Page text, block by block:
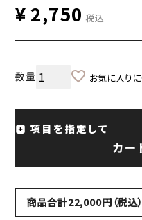
¥2,750 税込
お気に入り
項目を指定して
カー
商品合計22,000円（税込